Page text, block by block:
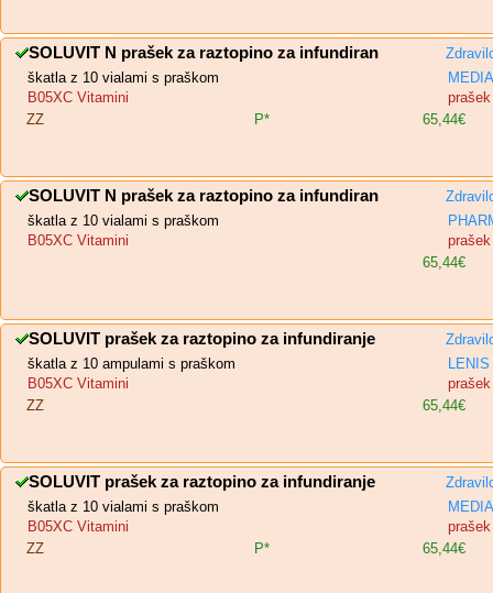
SOLUVIT N prašek za raztopino za infundiran
škatla z 10 vialami s praškom
B05XC Vitamini
ZZ
P* 65,44€
SOLUVIT N prašek za raztopino za infundiran
škatla z 10 vialami s praškom
B05XC Vitamini
65,44€
SOLUVIT prašek za raztopino za infundiranje
škatla z 10 ampulami s praškom
B05XC Vitamini
ZZ
65,44€
SOLUVIT prašek za raztopino za infundiranje
škatla z 10 vialami s praškom
B05XC Vitamini
ZZ
P* 65,44€